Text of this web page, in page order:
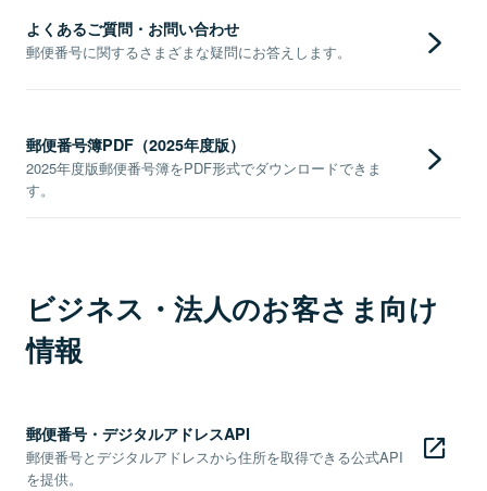
よくあるご質問・お問い合わせ
郵便番号に関するさまざまな疑問にお答えします。
郵便番号簿PDF（2025年度版）
2025年度版郵便番号簿をPDF形式でダウンロードできま
す。
ビジネス・法人のお客さま向け
情報
郵便番号・デジタルアドレスAPI
郵便番号とデジタルアドレスから住所を取得できる公式API
を提供。